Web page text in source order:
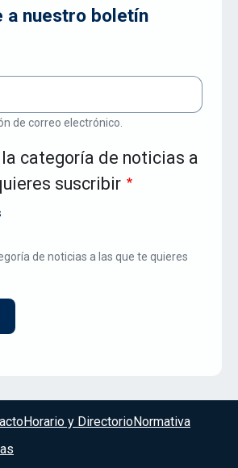
a nuestro boletín
de correo electrónico.
categoría de noticias a
suscribir
de noticias a las que te quieres
Horario y DirectorioNormativa